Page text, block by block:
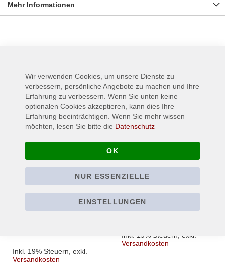
Mehr Informationen
KNEIPENTERRORISTE
Kapuzenpullover /
Inkl. 19% Steuern exkl.
Versandkosten
ICED EARTH - 30th
Anniversary - T-Shirt
Inkl. 19% Steuern exkl.
Versandkosten
Wir verwenden Cookies, um unsere Dienste zu
verbessern, persönliche Angebote zu machen und Ihre
Erfahrung zu verbessern. Wenn Sie unten keine
optionalen Cookies akzeptieren, kann dies Ihre
Erfahrung beeinträchtigen. Wenn Sie mehr wissen
möchten, lesen Sie bitte die Datenschutz
OK
NUR ESSENZIELLE
EINSTELLUNGEN